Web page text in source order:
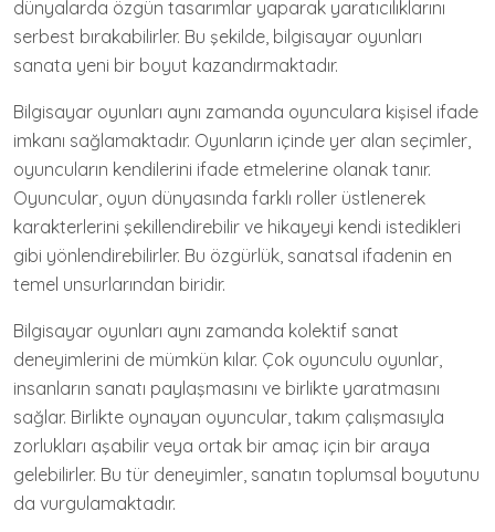
dünyalarda özgün tasarımlar yaparak yaratıcılıklarını
serbest bırakabilirler. Bu şekilde, bilgisayar oyunları
sanata yeni bir boyut kazandırmaktadır.
Bilgisayar oyunları aynı zamanda oyunculara kişisel ifade
imkanı sağlamaktadır. Oyunların içinde yer alan seçimler,
oyuncuların kendilerini ifade etmelerine olanak tanır.
Oyuncular, oyun dünyasında farklı roller üstlenerek
karakterlerini şekillendirebilir ve hikayeyi kendi istedikleri
gibi yönlendirebilirler. Bu özgürlük, sanatsal ifadenin en
temel unsurlarından biridir.
Bilgisayar oyunları aynı zamanda kolektif sanat
deneyimlerini de mümkün kılar. Çok oyunculu oyunlar,
insanların sanatı paylaşmasını ve birlikte yaratmasını
sağlar. Birlikte oynayan oyuncular, takım çalışmasıyla
zorlukları aşabilir veya ortak bir amaç için bir araya
gelebilirler. Bu tür deneyimler, sanatın toplumsal boyutunu
da vurgulamaktadır.